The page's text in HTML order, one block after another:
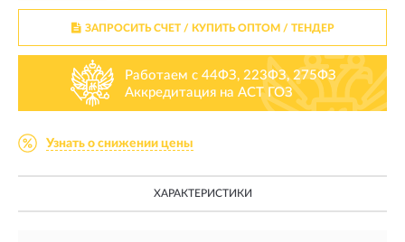
ЗАПРОСИТЬ СЧЕТ / КУПИТЬ ОПТОМ/ ТЕНДЕР
Работаем с 44ФЗ, 223ФЗ, 275ФЗ
Аккредитация на АСТ ГОЗ
Узнать о снижении цены
ХАРАКТЕРИСТИКИ